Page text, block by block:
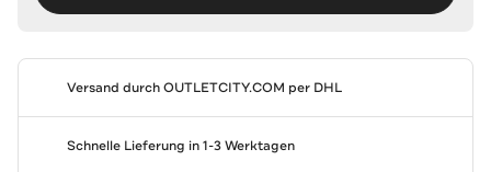
Versand durchOUTLETCITY.COM per DHL
Schnelle Lieferung in 1-3 Werktagen